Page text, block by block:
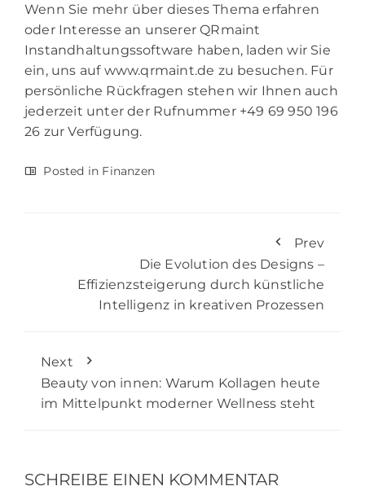
Wenn Sie mehr über dieses Thema erfahren
oder Interesse an unserer QRmaint
Instandhaltungssoftware haben, laden wir Sie
ein, uns auf www.qrmaint.de zu besuchen. Für
persönliche Rückfragen stehen wir Ihnen auch
jederzeit unter der Rufnummer +49 69 950 196
26 zur Verfügung.
Posted in Finanzen
Prev
Die Evolution des Designs –
Effizienzsteigerung durch künstliche
Intelligenz in kreativen Prozessen
Next
Beauty von innen: Warum Kollagen heute
im Mittelpunkt moderner Wellness steht
SCHREIBE EINEN KOMMENTAR